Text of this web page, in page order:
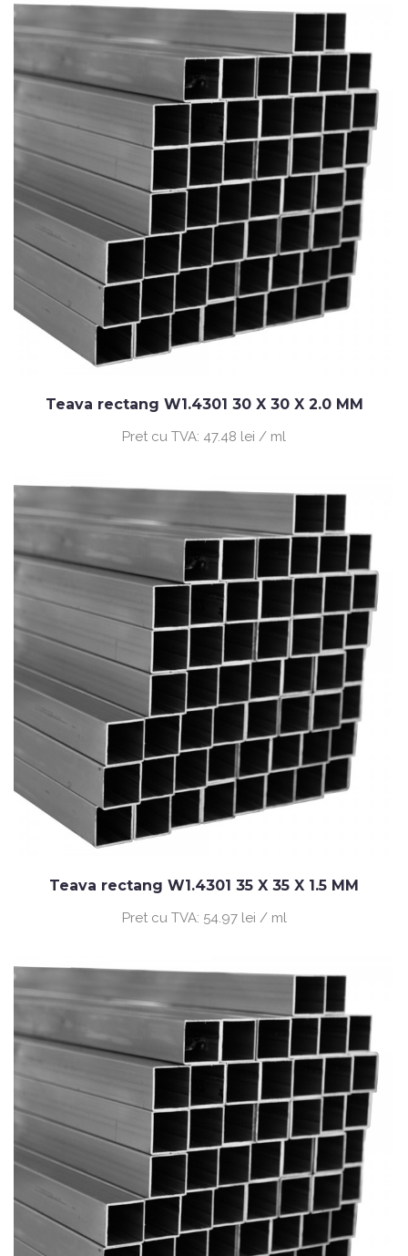
Teava rectang W1.4301 30 X 30 X 2.0 MM
Pret cu TVA: 47.48 lei / ml
Teava rectang W1.4301 35 X 35 X 1.5 MM
Pret cu TVA: 54.97 lei / ml